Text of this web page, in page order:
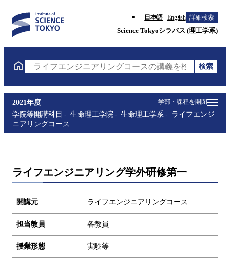
日本語 English 詳細検索
Science Tokyoシラバス (理工学系)
ライフエンジニアリングコースの講義を検索（講義
検索
学部・課程を開閉
2021年度
学院等開講科目
生命理工学院 生命理工学系
ライフエンジ
ニアリングコース
ライフエンジニアリング学外研修第一
開講元 ライフエンジニアリングコース
担当教員 各教員
授業形態 実験等